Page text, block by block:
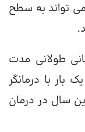
می تواند به سطح
طولانی مدت
با درمانگر
سال در درمان